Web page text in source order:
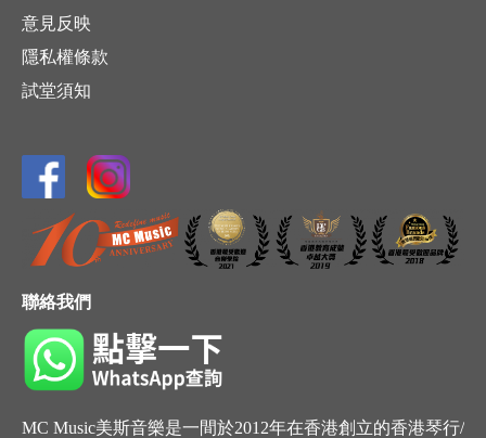
意見反映
隱私權條款
試堂須知
聯絡我們
MC Music美斯音樂是一間於2012年在香港創立的香港琴行/